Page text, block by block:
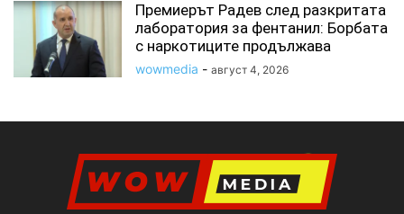
Премиерът Радев след разкритата
лаборатория за фентанил: Борбата
с наркотиците продължава
wowmedia - август 4, 2026